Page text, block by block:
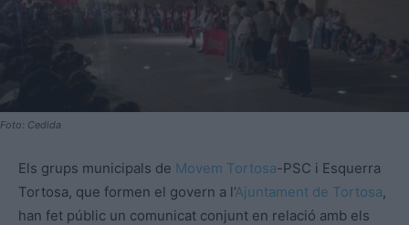
Foto: Cedida
Els grups municipals de Movem Tortosa-PSC i Esquerra
Tortosa, que formen el govern a l’Ajuntament de Tortosa,
han fet públic un comunicat conjunt en relació amb els